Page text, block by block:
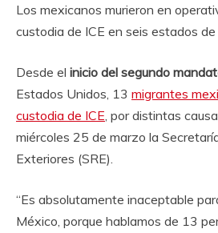
Los mexicanos murieron en
custodia de ICE en seis estados de
Desde el inicio del segundo
Estados Unidos, 13 migrantes
custodia de ICE , por distintas
miércoles 25 de marzo la
Exteriores (SRE).
“Es absolutamente inaceptable
México, porque hablamos de 13